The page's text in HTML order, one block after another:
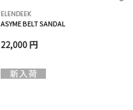
ELENDEEK
ASYME BELT SANDAL
22,000 円